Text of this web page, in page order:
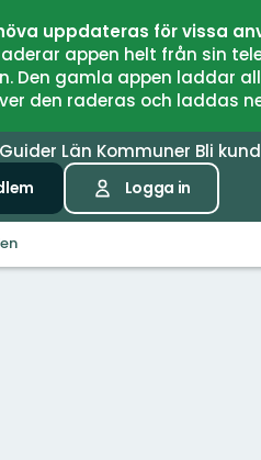
uppdateras för vissa
appen helt från sin
Den gamla appen laddar
den raderas och laddas
Guider Län Kommuner Bli kund
Logga in